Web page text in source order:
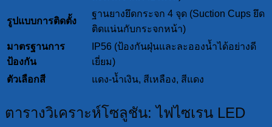
รูปแบบการติดตั้ง
ฐานยางยึดกระจก 4 จุด (Suction Cups ยึด
ติดแน่นกับกระจกหน้า)
มาตรฐานการ
ป้องกัน
IP56 (ป้องกันฝุ่นและละอองน้ำได้อย่างดี
เยี่ยม)
ตัวเลือกสี
แดง-น้ำเงิน, สีเหลือง, สีแดง
ตารางวิเคราะห์โซลูชัน: ไฟไซเรน LED